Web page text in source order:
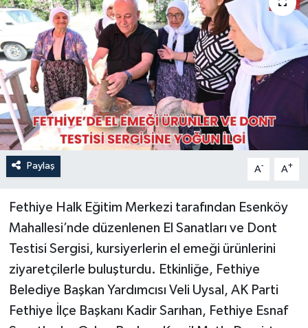
Paylaş A- A+
Fethiye Halk Eğitim Merkezi tarafından Esenköy
Mahallesi’nde düzenlenen El Sanatları ve Dont
Testisi Sergisi, kursiyerlerin el emeği ürünlerini
ziyaretçilerle buluşturdu. Etkinliğe, Fethiye
Belediye Başkan Yardımcısı Veli Uysal, AK Parti
Fethiye İlçe Başkanı Kadir Sarıhan, Fethiye Esnaf